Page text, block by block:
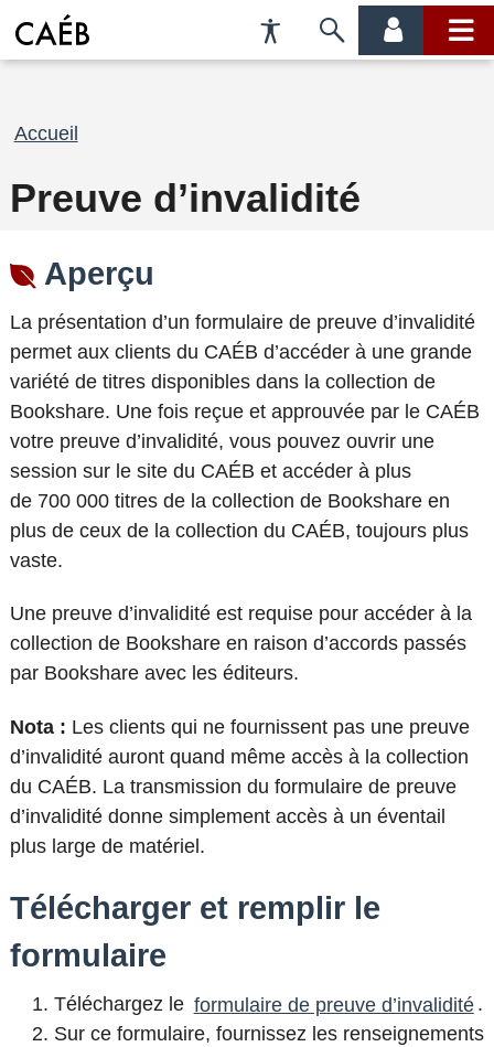
Préférences
d'accessibilité
Passer
menu
menu
Fil
Accueil
Preuve d’invalidité
Aperçu
La présentation d’un formulaire de preuve d’invalidité
permet aux clients du CAÉB d’accéder à une grande
variété de titres disponibles dans la collection de
Bookshare. Une fois reçue et approuvée par le CAÉB
votre preuve d’invalidité, vous pouvez ouvrir une
session sur le site du CAÉB et accéder à plus
de 700 000 titres de la collection de Bookshare en
plus de ceux de la collection du CAÉB, toujours plus
vaste.
Une preuve d’invalidité est requise pour accéder à la
collection de Bookshare en raison d’accords passés
par Bookshare avec les éditeurs.
Nota : Les clients qui ne fournissent pas une preuve
d’invalidité auront quand même accès à la collection
du CAÉB. La transmission du formulaire de preuve
d’invalidité donne simplement accès à un éventail
plus large de matériel.
Télécharger et remplir le
formulaire
Téléchargez le formulaire de preuve d’invalidité .
Sur ce formulaire, fournissez les renseignements